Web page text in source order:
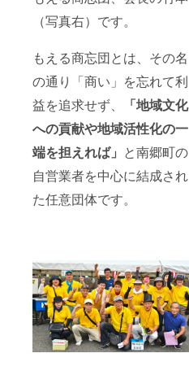
（写真右）です。
もえる商忘団とは、その名
の通り「商い」を忘れて利
益を追求せず、
「地域文化
への貢献や地域活性化の一
端を担えれば」 と南郷町の
自営業者を中心に結成され
た任意団体です。